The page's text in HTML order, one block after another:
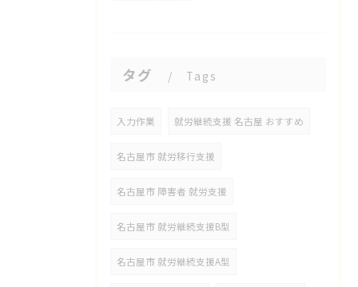
タグ Tags
入力作業 就労継続支援 名古屋 おすすめ
名古屋市 就労移行支援
名古屋市 障害者 就労支援
名古屋市 就労継続支援B型
名古屋市 就労継続支援A型